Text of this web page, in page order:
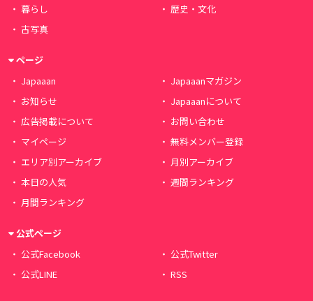
暮らし
歴史・文化
古写真
ページ
Japaaan
Japaaanマガジン
お知らせ
Japaaanについて
広告掲載について
お問い合わせ
マイページ
無料メンバー登録
エリア別アーカイブ
月別アーカイブ
本日の人気
週間ランキング
月間ランキング
公式ページ
公式Facebook
公式Twitter
公式LINE
RSS